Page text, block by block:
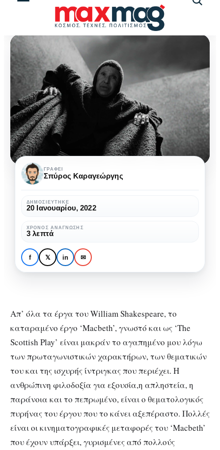
The Tragedy of
Macbeth: Βοή και οργή!
The
Tragedy
Macbeth:
Βοή
οργή!
ΓΡΆΦΕΙ
Σπύρος Καραγεώργης
ΔΗΜΟΣΙΕΎΤΗΚΕ
20 Ιανουαρίου, 2022
ΧΡΌΝΟΣ ΑΝΆΓΝΩΣΗΣ
3 λεπτά
f 𝕏 in ✉
Απ’ όλα τα έργα του William Shakespeare, το
καταραμένο έργο ‘Macbeth’, γνωστό και ως ‘The
Scottish Play’ είναι μακράν το αγαπημένο μου λόγω
των πρωταγωνιστικών χαρακτήρων, των θεματικών
του και της ισχυρής ίντριγκας που περιέχει. Η
ανθρώπινη φιλοδοξία για εξουσία,η απληστεία, η
παράνοια και το πεπρωμένο, είναι ο θεματολογικός
πυρήνας του έργου που το κάνει αξεπέραστο. Πολλές
είναι οι κινηματογραφικές μεταφορές του ‘Macbeth’
που έχουν υπάρξει, γυρισμένες από πολλούς